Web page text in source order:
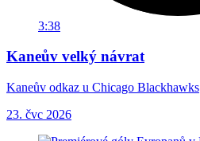
3:38
Kaneův velký návrat
Kaneův odkaz u Chicago Blackhawks
23. čvc 2026